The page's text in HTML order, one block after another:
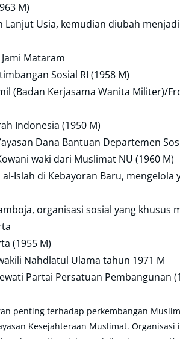
M)
Lanjut Usia, kemudian diubah
Mataram
Sosial RI (1958 M)
(Badan Kerjasama Wanita Militer)/
Indonesia (1950 M)
Dana Bantuan Departemen
waki dari Muslimat NU (1960 M)
al-Islah di Kebayoran Baru,
organisasi sosial yang khusus
(1955 M)
Nahdlatul Ulama tahun 1971 M
Partai Persatuan Pembangunan
penting terhadap perkembangan
Kesejahteraan Muslimat.